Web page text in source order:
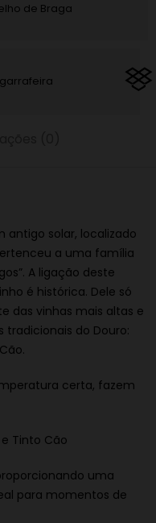
de Braga
antigo solar, localizado
a uma família
A ligação deste
é histórica. Dele só
das vinhas mais altas e
do Douro:
certa, fazem
Tinto Cão
uma
para momentos de